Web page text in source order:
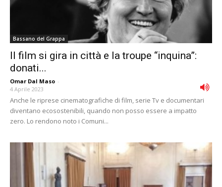
Bassano del Grappa
Il film si gira in città e la troupe “inquina”:
donati...
Omar Dal Maso -
4 Aprile 2023
Anche le riprese cinematografiche di film, serie Tv e documentari
diventano ecosostenibili, quando non posso essere a impatto
zero. Lo rendono noto i Comuni...